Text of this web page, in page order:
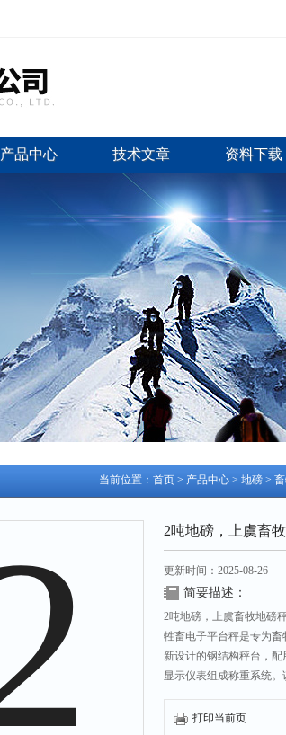
产品中心 技术文章 资料下载
当前位置： 首页 > 产品中心 > 地磅 >
2吨地磅，上虞畜
更新时间：2025-08-26
简要描述：
2吨地磅，上虞畜牧地磅
牲畜电子平台秤是专为
新设计的钢结构秤台，
显示仪表组成称重系统
不带围栏，围栏价格根
打印当前页